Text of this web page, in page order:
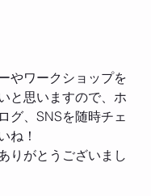
やワークショップを
と思いますので、ホ
グ、SNSを随時チェ
ね！
りがとうございまし